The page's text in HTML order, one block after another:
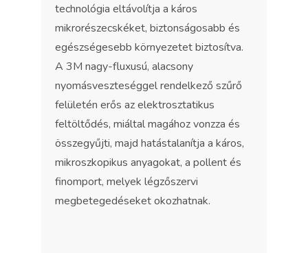
technológia eltávolítja a káros
mikrorészecskéket, biztonságosabb és
egészségesebb környezetet biztosítva.
A 3M nagy-fluxusú, alacsony
nyomásveszteséggel rendelkező szűrő
felületén erős az elektrosztatikus
feltöltődés, miáltal magához vonzza és
összegyűjti, majd hatástalanítja a káros,
mikroszkopikus anyagokat, a pollent és
finomport, melyek légzőszervi
megbetegedéseket okozhatnak.